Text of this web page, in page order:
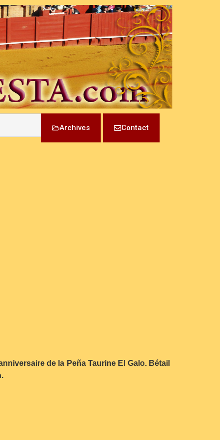
Archives Contact
de la Peña Taurine El Galo. Bétail